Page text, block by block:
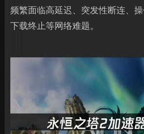
频繁面临高延迟、突发性断连、
下载终止等网络难题。